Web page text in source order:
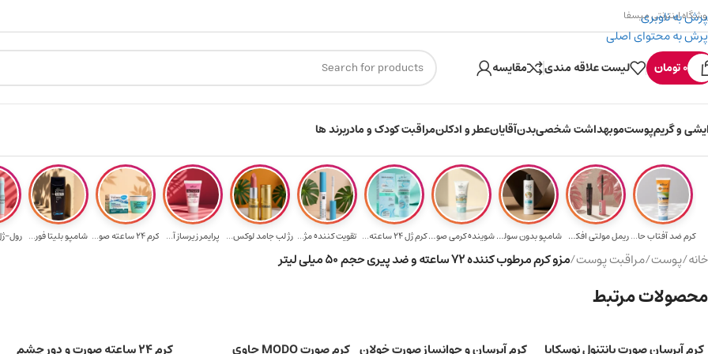
پرش به ناوبری
پرش به محتوای اصلی
هدیه برای خرید های ارسال رایگان برای خرید ۳.۵ میلیون به یالا ۳۰۰ میسکوین (۳۰ هزار تومن) هدیه خرید اول
اینترنتی میسفا
0تومان لیست علاقه مندی مقایسه
و گریمپوستموبهداشت شخصیبدنآقایانعطر و ادکلنمراقبت کودک و مادربرند ها
کرم ضد آفتاب حا... ریمل مولتی افکت... شامپو بدون سولف... شوینده کرمی صور...کرم ژل ۲۴ ساعته... تقویت‌ کننده مژ... رژ لب جامد لوکس... پرایمر زیرساز آ... کرم 24 ساعته صو... شامپو بلیتا فور... رول-
خانه/پوست/مراقبت پوست/مزو کرم مرطوب کننده 72 ساعته و ضد پیری حجم 50 میلی لیتر
محصولات مرتبط
کرم آبرسان صورت پانتنول نوسکایا کرم آبرسان و جوانساز صورت خولان کرم صورت MODO حاوی کرم 24 ساعته صورت و دور چشم